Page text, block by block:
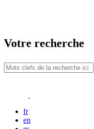
Votre recherche
fr
en